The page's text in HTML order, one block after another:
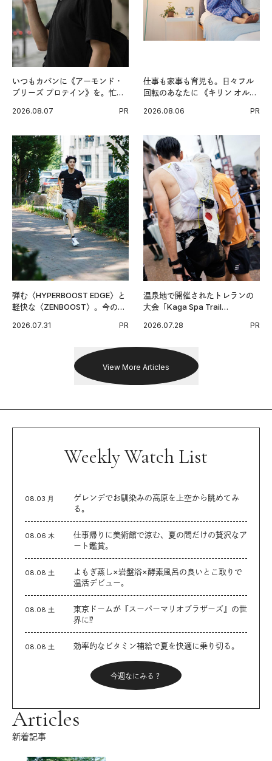
いつもカバンに《アーモンド・
ブリーズ プロテイン》を。忙し
グ習慣。
2026.08.07 PR
仕事も家事も育児も。日々フル
回転のあなたに 《キリン オルニ
2026.08.06 PR
弾む〈HYPERBOOST EDGE〉と
軽快な〈ZENBOOST〉。今の時
出した新機軸。
2026.07.31 PR
温泉地で開催されたトレランの
大会「Kaga Spa Trail
戦を夢見るランナーたちの奮闘
2026.07.28 PR
View More Articles
Weekly Watch List
08.03 月
ゲレンデでお馴染みの高原を上空から眺めてみ
る。
08.06 木
仕事帰りに美術館で涼む、夏の間だけの贅沢なア
ート鑑賞。
08.08 土
よもぎ蒸し×岩盤浴×酵素風呂の良いとこ取りで
温活デビュー。
08.08 土
東京ドームが『スーパーマリオブラザーズ』の世
界に⁉︎
08.08 土 効率的なビタミン補給で夏を快適に乗り切る。
今週なにみる？
Articles
新着記事